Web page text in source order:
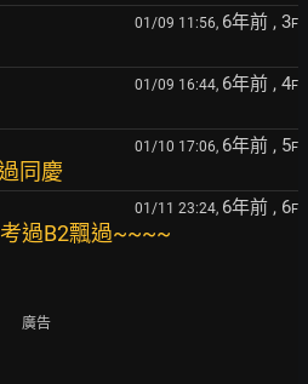
01/09 11:56, 6年前 , 3F
01/09 16:44, 6年前 , 4F
01/10 17:06, 6年前 , 5F
同慶
01/11 23:24, 6年前 , 6F
過B2飄過~~~~
廣告